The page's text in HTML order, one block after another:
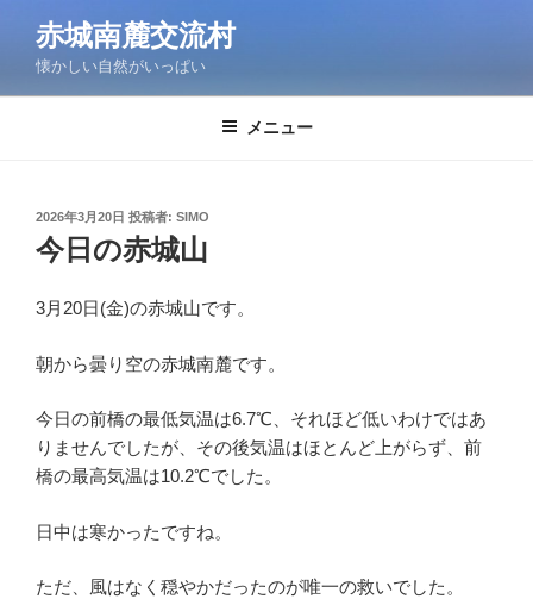
ン
赤城南麓交流村
懐かしい自然がいっぱい
メニュー
投
稿
日:
2026年3月20日 投稿者: SIMO
今日の赤城山
3月20日(金)の赤城山です。
朝から曇り空の赤城南麓です。
今日の前橋の最低気温は6.7℃、それほど低いわけではあ
りませんでしたが、その後気温はほとんど上がらず、前
橋の最高気温は10.2℃でした。
日中は寒かったですね。
ただ、風はなく穏やかだったのが唯一の救いでした。